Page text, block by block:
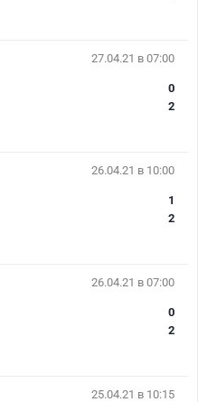
27.04.21 в 07:00
0
2
26.04.21 в 10:00
1
2
26.04.21 в 07:00
0
2
25.04.21 в 10:15